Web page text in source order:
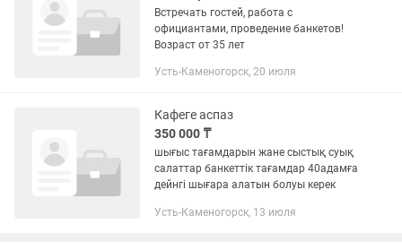
Встречать гостей, работа с
официантами, проведение банкетов!
Возраст от 35 лет
Усть-Каменогорск, 20 июля
Кафеге аспаз
350 000 ₸
шығыс тағамдарын жане сыстық суық
салаттар банкеттік тағамдар 40адамға
дейнгі шығара алатын болуы керек
Усть-Каменогорск, 13 июля